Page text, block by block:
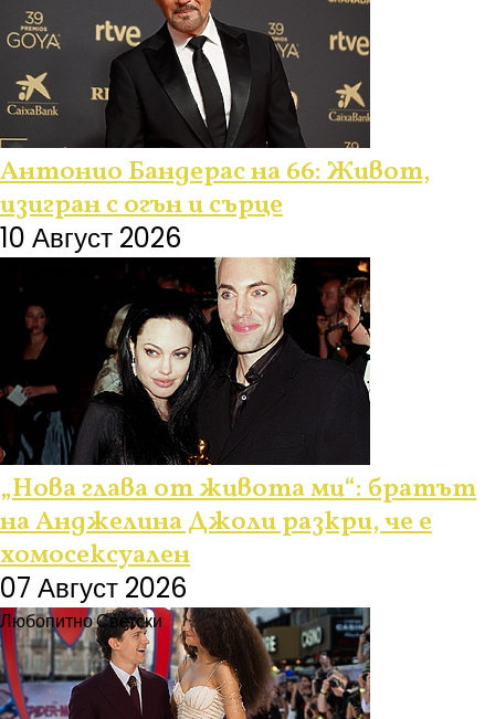
Антонио Бандерас на 66: Живот,
изигран с огън и сърце
10 Август 2026
„Нова глава от живота ми“: братът
на Анджелина Джоли разкри, че е
хомосексуален
07 Август 2026
ЛюбопитноСветски